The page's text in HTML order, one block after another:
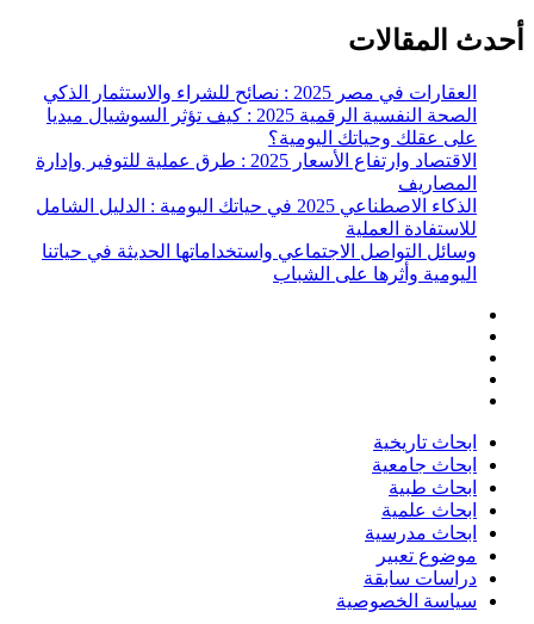
أحدث المقالات
العقارات في مصر 2025 : نصائح للشراء والاستثمار الذكي
الصحة النفسية الرقمية 2025 : كيف تؤثر السوشيال ميديا
على عقلك وحياتك اليومية؟
الاقتصاد وارتفاع الأسعار 2025 : طرق عملية للتوفير وإدارة
المصاريف
الذكاء الاصطناعي 2025 في حياتك اليومية : الدليل الشامل
للاستفادة العملية
وسائل التواصل الاجتماعي واستخداماتها الحديثة في حياتنا
اليومية وأثرها على الشباب
ابحاث تاريخية
ابحاث جامعية
ابحاث طبية
ابحاث علمية
ابحاث مدرسية
موضوع تعبير
دراسات سابقة
سياسة الخصوصية